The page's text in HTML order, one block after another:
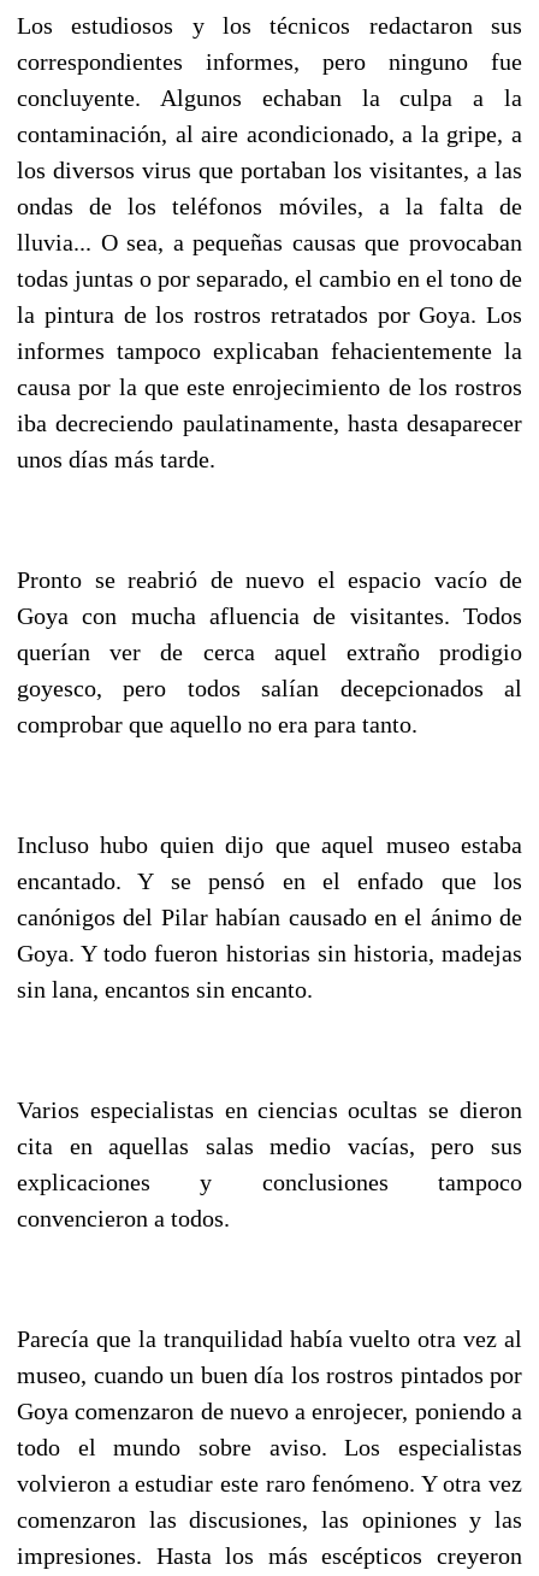
Los estudiosos y los técnicos redactaron sus
correspondientes informes, pero ninguno fue
concluyente. Algunos echaban la culpa a la
contaminación, al aire acondicionado, a la gripe, a
los diversos virus que portaban los visitantes, a las
ondas de los teléfonos móviles, a la falta de
lluvia... O sea, a pequeñas causas que provocaban
todas juntas o por separado, el cambio en el tono de
la pintura de los rostros retratados por Goya. Los
informes tampoco explicaban fehacientemente la
causa por la que este enrojecimiento de los rostros
iba decreciendo paulatinamente, hasta desaparecer
unos días más tarde.
Pronto se reabrió de nuevo el espacio vacío de
Goya con mucha afluencia de visitantes. Todos
querían ver de cerca aquel extraño prodigio
goyesco, pero todos salían decepcionados al
comprobar que aquello no era para tanto.
Incluso hubo quien dijo que aquel museo estaba
encantado. Y se pensó en el enfado que los
canónigos del Pilar habían causado en el ánimo de
Goya. Y todo fueron historias sin historia, madejas
sin lana, encantos sin encanto.
Varios especialistas en ciencias ocultas se dieron
cita en aquellas salas medio vacías, pero sus
explicaciones y conclusiones tampoco
convencieron a todos.
Parecía que la tranquilidad había vuelto otra vez al
museo, cuando un buen día los rostros pintados por
Goya comenzaron de nuevo a enrojecer, poniendo a
todo el mundo sobre aviso. Los especialistas
volvieron a estudiar este raro fenómeno. Y otra vez
comenzaron las discusiones, las opiniones y las
impresiones. Hasta los más escépticos creyeron